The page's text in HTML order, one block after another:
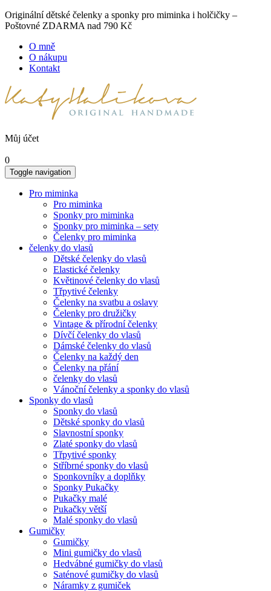
Originální dětské čelenky a sponky pro miminka i holčičky –
Poštovné ZDARMA nad 790 Kč
O mně
O nákupu
Kontakt
Můj účet
0
Toggle navigation
Pro miminka
Pro miminka
Sponky pro miminka
Sponky pro miminka – sety
Čelenky pro miminka
čelenky do vlasů
Dětské čelenky do vlasů
Elastické čelenky
Květinové čelenky do vlasů
Třpytivé čelenky
Čelenky na svatbu a oslavy
Čelenky pro družičky
Vintage & přírodní čelenky
Dívčí čelenky do vlasů
Dámské čelenky do vlasů
Čelenky na každý den
Čelenky na přání
čelenky do vlasů
Vánoční čelenky a sponky do vlasů
Sponky do vlasů
Sponky do vlasů
Dětské sponky do vlasů
Slavnostní sponky
Zlaté sponky do vlasů
Třpytivé sponky
Stříbrné sponky do vlasů
Sponkovníky a doplňky
Sponky Pukačky
Pukačky malé
Pukačky větší
Malé sponky do vlasů
Gumičky
Gumičky
Mini gumičky do vlasů
Hedvábné gumičky do vlasů
Saténové gumičky do vlasů
Náramky z gumiček